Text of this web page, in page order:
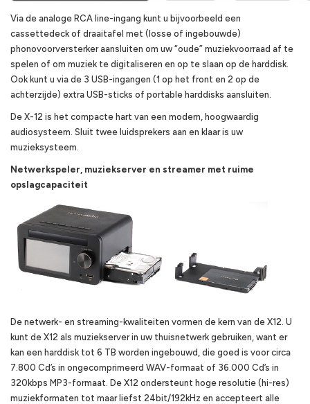
Via de analoge RCA line-ingang kunt u bijvoorbeeld een
cassettedeck of draaitafel met (losse of ingebouwde)
phonovoorversterker aansluiten om uw “oude” muziekvoorraad af te
spelen of om muziek te digitaliseren en op te slaan op de harddisk.
Ook kunt u via de 3 USB-ingangen (1 op het front en 2 op de
achterzijde) extra USB-sticks of portable harddisks aansluiten.
De X-12 is het compacte hart van een modern, hoogwaardig
audiosysteem. Sluit twee luidsprekers aan en klaar is uw
muzieksysteem.
Netwerkspeler, muziekserver en streamer met ruime
opslagcapaciteit
De netwerk- en streaming-kwaliteiten vormen de kern van de X12. U
kunt de X12 als muziekserver in uw thuisnetwerk gebruiken, want er
kan een harddisk tot 6 TB worden ingebouwd, die goed is voor circa
7.800 Cd’s in ongecomprimeerd WAV-formaat of 36.000 Cd’s in
320kbps MP3-formaat. De X12 ondersteunt hoge resolutie (hi-res)
muziekformaten tot maar liefst 24bit/192kHz en accepteert alle